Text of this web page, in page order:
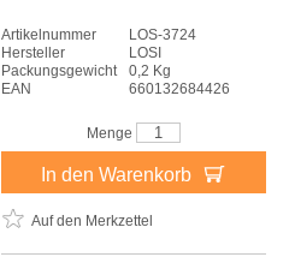
Artikelnummer
LOS-3724
Hersteller
LOSI
Packungsgewicht
0,2 Kg
EAN
660132684426
Menge
In den Warenkorb
Auf den Merkzettel